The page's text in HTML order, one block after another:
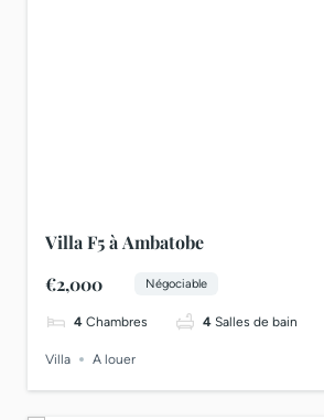
Villa F5 à Ambatobe
€2,000
Négociable
4 Chambres 4 Salles de bain
Villa A louer